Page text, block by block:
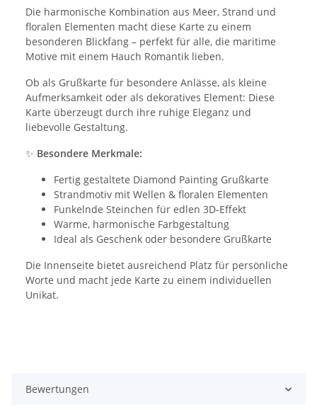
Die harmonische Kombination aus Meer, Strand und
floralen Elementen macht diese Karte zu einem
besonderen Blickfang – perfekt für alle, die maritime
Motive mit einem Hauch Romantik lieben.
Ob als Grußkarte für besondere Anlässe, als kleine
Aufmerksamkeit oder als dekoratives Element: Diese
Karte überzeugt durch ihre ruhige Eleganz und
liebevolle Gestaltung.
✨ Besondere Merkmale:
Fertig gestaltete Diamond Painting Grußkarte
Strandmotiv mit Wellen & floralen Elementen
Funkelnde Steinchen für edlen 3D-Effekt
Warme, harmonische Farbgestaltung
Ideal als Geschenk oder besondere Grußkarte
Die Innenseite bietet ausreichend Platz für persönliche
Worte und macht jede Karte zu einem individuellen
Unikat.
Bewertungen